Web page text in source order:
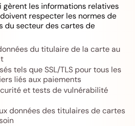
gèrent les informations relatives
respecter les normes de
du secteur des cartes de
du titulaire de la carte au
tels que SSL/TLS pour tous les
liés aux paiements
et tests de vulnérabilité
données des titulaires de cartes